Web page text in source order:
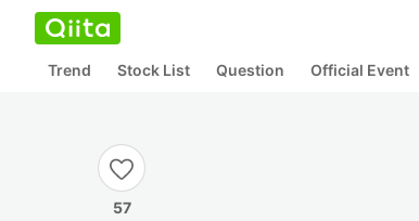
Trend Stock List Question Official Event
57